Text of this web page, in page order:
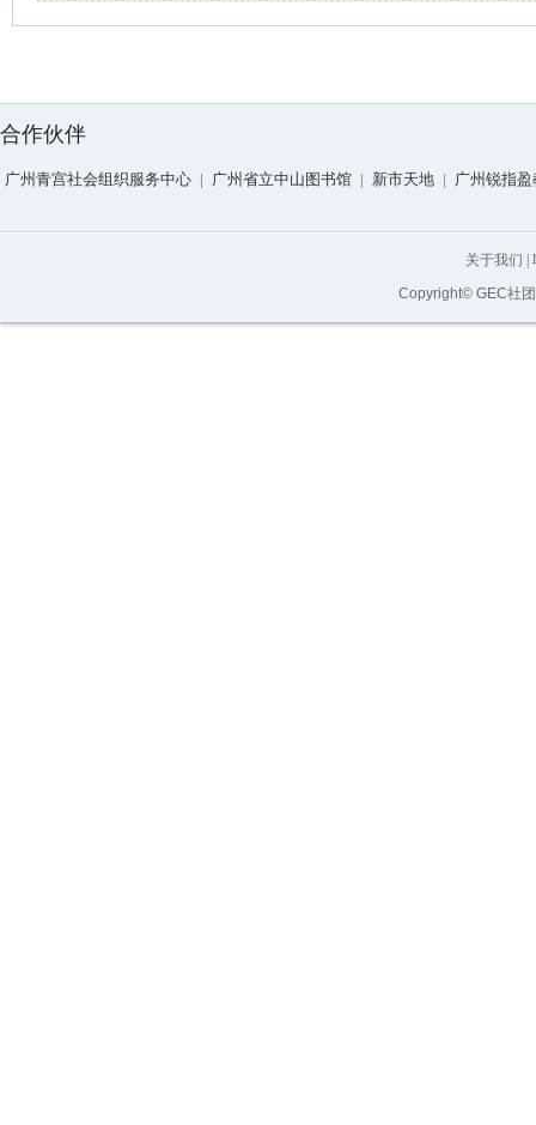
合作伙伴
广州青宫社会组织服务中心 | 广州省立中山图书馆 | 新市天地 | 广州锐指
关于我们 |
Copyright© GEC社